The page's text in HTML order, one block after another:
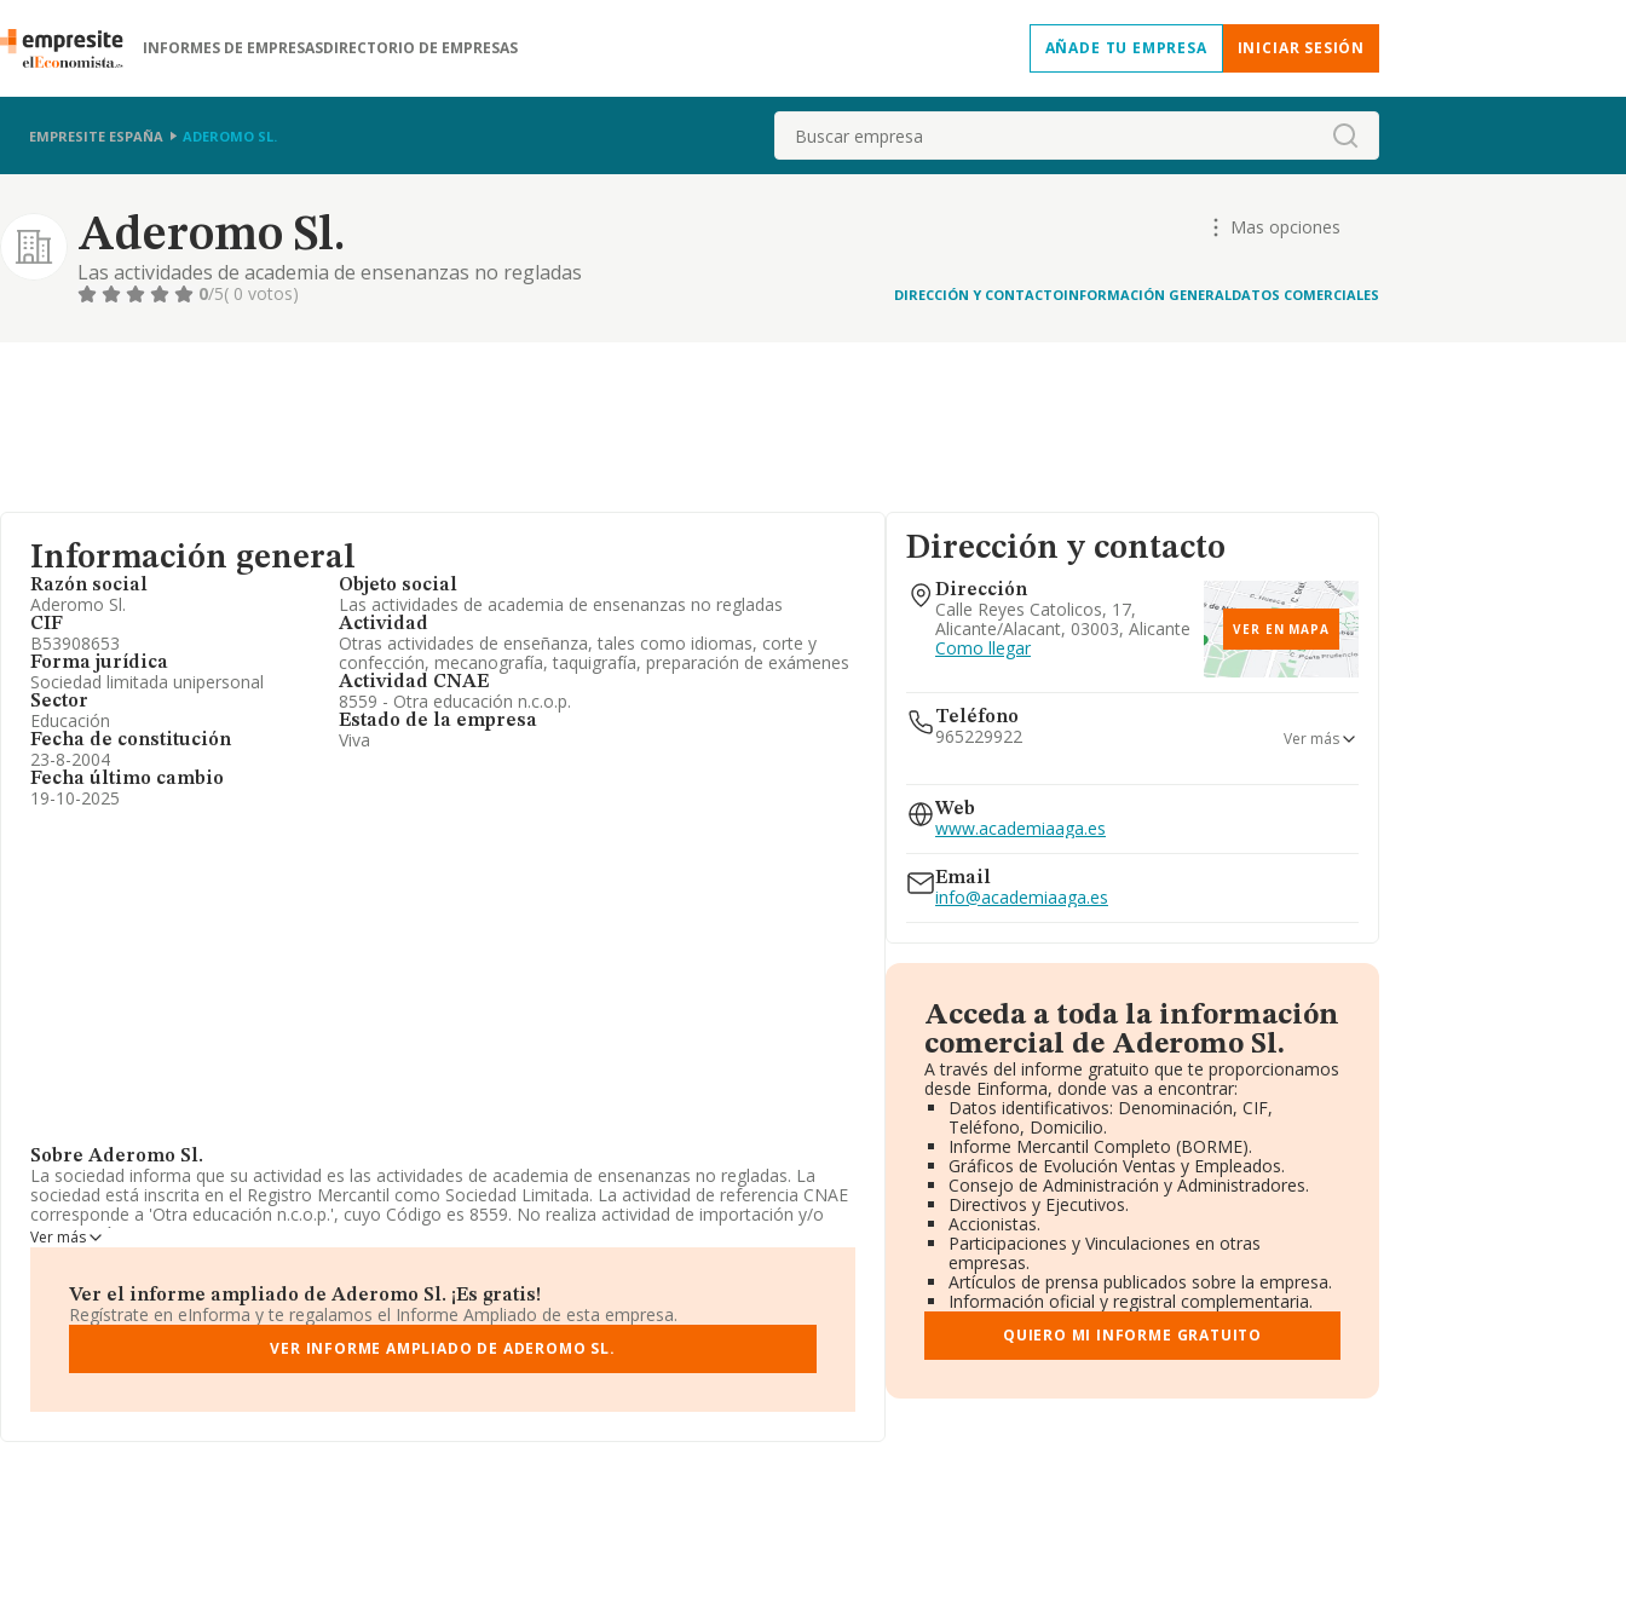
INFORMES DE EMPRESASDIRECTORIO DE EMPRESAS AÑADE TU EMPRESA INICIAR SESIÓN
EMPRESITE ESPAÑA ADEROMO SL. Buscar
Aderomo Sl.
Las actividades de academia de ensenanzas no regladas
Mas opciones
0/5( 0 votos) DIRECCIÓN Y CONTACTOINFORMACIÓN GENERALDATOS COMERCIALES
Información general
Razón social
Aderomo Sl.
CIF
B53908653
Forma jurídica
Sociedad limitada unipersonal
Sector
Educación
Fecha de constitución
23-8-2004
Fecha último cambio
19-10-2025
Objeto social
Las actividades de academia de ensenanzas no regladas
Actividad
Otras actividades de enseñanza, tales como idiomas, corte y
confección, mecanografía, taquigrafía, preparación de exámenes
Actividad CNAE
8559 - Otra educación n.c.o.p.
Estado de la empresa
Viva
Sobre Aderomo Sl.
La sociedad informa que su actividad es las actividades de academia de ensenanzas no regladas. La
sociedad está inscrita en el Registro Mercantil como Sociedad Limitada. La actividad de referencia CNAE
corresponde a 'Otra educación n.c.o.p.', cuyo Código es 8559. No realiza actividad de importación y/o
exportación.
número de empleados de la compañía ha estado por debajo de la media de sector.
Es posible ponerse en contacto con la empresa a través del teléfono 965229922 y la dirección de correo
. Puedes consultar su página web aquí:www.academiaaga.es
Catolicos En núm. 17, (03003), en el municipio de Alicante, Comunidad Valenciana.
Ver más
Ver el informe ampliado de Aderomo Sl. ¡Es gratis!
Regístrate en eInforma y te regalamos el Informe Ampliado de esta empresa.
VER INFORME AMPLIADO DE ADEROMO SL.
Dirección y contacto
Dirección
Calle Reyes Catolicos, 17,
Alicante/alacant, 03003, Alicante
Como llegar
VER EN MAPA
Teléfono
965229922 Ver más
Web
www.academiaaga.es
Email
info@academiaaga.es
Acceda a toda la información
comercial de Aderomo Sl.
A través del informe gratuito que te proporcionamos
desde Einforma, donde vas a encontrar:
Datos identificativos: Denominación, CIF,
Teléfono, Domicilio.
Informe Mercantil Completo (BORME).
Gráficos de Evolución Ventas y Empleados.
Consejo de Administración y Administradores.
Directivos y Ejecutivos.
Accionistas.
Participaciones y Vinculaciones en otras
empresas.
Artículos de prensa publicados sobre la empresa.
Información oficial y registral complementaria.
QUIERO MI INFORME GRATUITO